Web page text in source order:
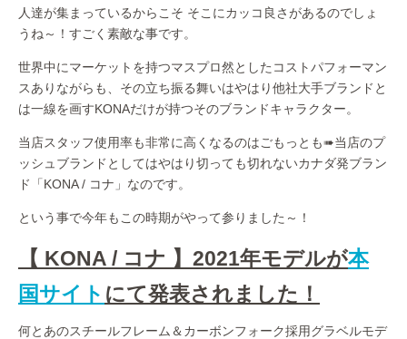
人達が集まっているからこそ そこにカッコ良さがあるのでしょ
うね～！すごく素敵な事です。
世界中にマーケットを持つマスプロ然としたコストパフォーマン
スありながらも、その立ち振る舞いはやはり他社大手ブランドと
は一線を画すKONAだけが持つそのブランドキャラクター。
当店スタッフ使用率も非常に高くなるのはごもっとも➠当店のプ
ッシュブランドとしてはやはり切っても切れないカナダ発ブラン
ド「KONA / コナ」なのです。
という事で今年もこの時期がやって参りました～！
【 KONA / コナ 】2021年モデルが本
国サイト にて発表されました！
何とあのスチールフレーム＆カーボンフォーク採用グラベルモデ